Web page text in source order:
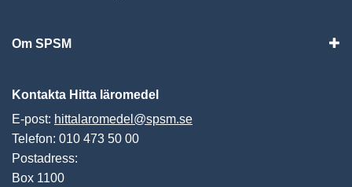
Om SPSM
Kontakta Hitta läromedel
E-post: hittalaromedel@spsm.se
Telefon: 010 473 50 00
Postadress:
Box 1100